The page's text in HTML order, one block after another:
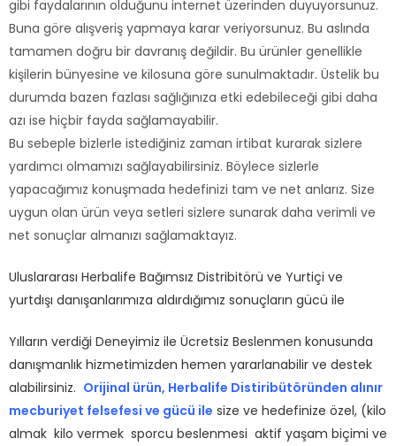
gibi faydalarının olduğunu internet üzerinden duyuyorsunuz.
Buna göre alışveriş yapmaya karar veriyorsunuz. Bu aslında
tamamen doğru bir davranış değildir. Bu ürünler genellikle
kişilerin bünyesine ve kilosuna göre sunulmaktadır. Üstelik bu
durumda bazen fazlası sağlığınıza etki edebileceği gibi daha
azı ise hiçbir fayda sağlamayabilir.
Bu sebeple bizlerle istediğiniz zaman irtibat kurarak sizlere
yardımcı olmamızı sağlayabilirsiniz. Böylece sizlerle
yapacağımız konuşmada hedefinizi tam ve net anlarız. Size
uygun olan ürün veya setleri sizlere sunarak daha verimli ve
net sonuçlar almanızı sağlamaktayız.
Uluslararası Herbalife Bağımsız Distribitörü ve Yurtiçi ve
yurtdışı danışanlarımıza aldırdığımız sonuçların gücü ile
Yılların verdiği Deneyimiz ile Ücretsiz Beslenmen konusunda
danışmanlık hizmetimizden hemen yararlanabilir ve destek
alabilirsiniz. Orijinal ürün, Herbalife Distiribütöründen alınır
mecburiyet felsefesi ve gücü ile size ve hedefinize özel, (kilo
almak kilo vermek sporcu beslenmesi aktif yaşam biçimi ve